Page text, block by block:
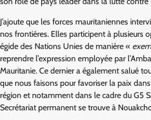
J’ajoute que les forces mauritaniennes
nos frontières. Elles participent à plusieurs
égide des Nations Unies de manière «
reprendre l’expression employée par
Mauritanie. Ce dernier a également salué
que nous faisons pour favoriser la paix
région et notamment dans le cadre du G5
Secrétariat permanent se trouve à